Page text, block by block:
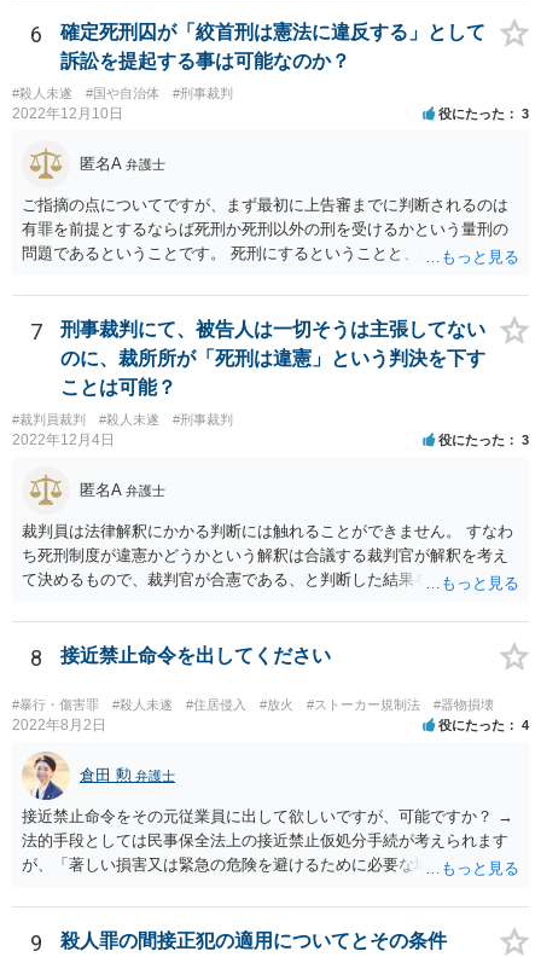
6
確定死刑囚が「絞首刑は憲法に違反する」として
訴訟を提起する事は可能なのか？
#殺人未遂 #国や自治体 #刑事裁判
2022年12月10日 役にたった 3
匿名A 弁護士
ご指摘の点についてですが、まず最初に上告審までに判断されるのは
有罪を前提とするならば死刑か死刑以外の刑を受けるかという量刑の
問題であるということです。 死刑にするということと、死刑の方法に
いう前提としても、仮に絞首刑が残虐な方法であって憲法に違反する
ならば絞首刑によっては死刑にすることができません。 例えば薬を飲
ませることによって死に至らしめる方法は残虐ではない、となるかも
しれませんので、この方法なら死刑を行えるということになります。
そのため、死刑にすべきではないということと、死刑の方法を絞首刑
にすべきではない、という話は少し段階が違う話となると思います。
7
刑事裁判にて、被告人は一切そうは主張してない
のに、裁所所が「死刑は違憲」という判決を下す
ことは可能？
#裁判員裁判 #殺人未遂 #刑事裁判
2022年12月4日 役にたった 3
匿名A 弁護士
裁判員は法律解釈にかかる判断には触れることができません。 すなわ
ち死刑制度が違憲かどうかという解釈は合議する裁判官が解釈を考え
て決めるもので、裁判官が合憲である、と判断した結果を前提として
とはできないものと考えられます。 裁判員の参加する刑事裁判に関す
る法律6条2項 前項に規定する場合において、次に掲げる裁判所の判断
8 接近禁止命令を出してください
#暴行・傷害罪 #殺人未遂 #住居侵入 #放火 #ストーカー規制法 #器物損壊
2022年8月2日 役にたった 4
倉田 勲 弁護士
接近禁止命令をその元従業員に出して欲しいですが、可能ですか？ →
法的手段としては民事保全法上の接近禁止仮処分手続が考えられます
が、「著しい損害又は緊急の危険を避けるために必要な場合」（保全
のハードルは一般的に高いので、過去に支店に来て営業妨害を現にし
たことがあるなどの会社に著しい損害や緊急の危険が生じることを裏
9 殺人罪の間接正犯の適用についてとその条件